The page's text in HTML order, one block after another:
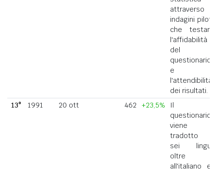
attraverso
indagini pilota
che testano
l'affidabilità
del
questionario
e
l'attendibilità
dei risultati.
13°
1991 20 ott 462 +23,5%
Il
questionario
viene
tradotto in
sei lingue
oltre
all'italiano ed